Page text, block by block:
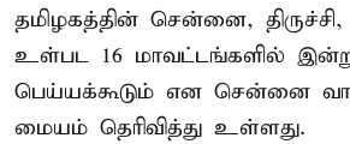
தமிழகத்தின் சென்னை, திருச்சி,
உள்பட 16 மாவட்டங்களில்
பெய்யக்கூடும் என சென்னை
மையம் தெரிவித்து உள்ளது.